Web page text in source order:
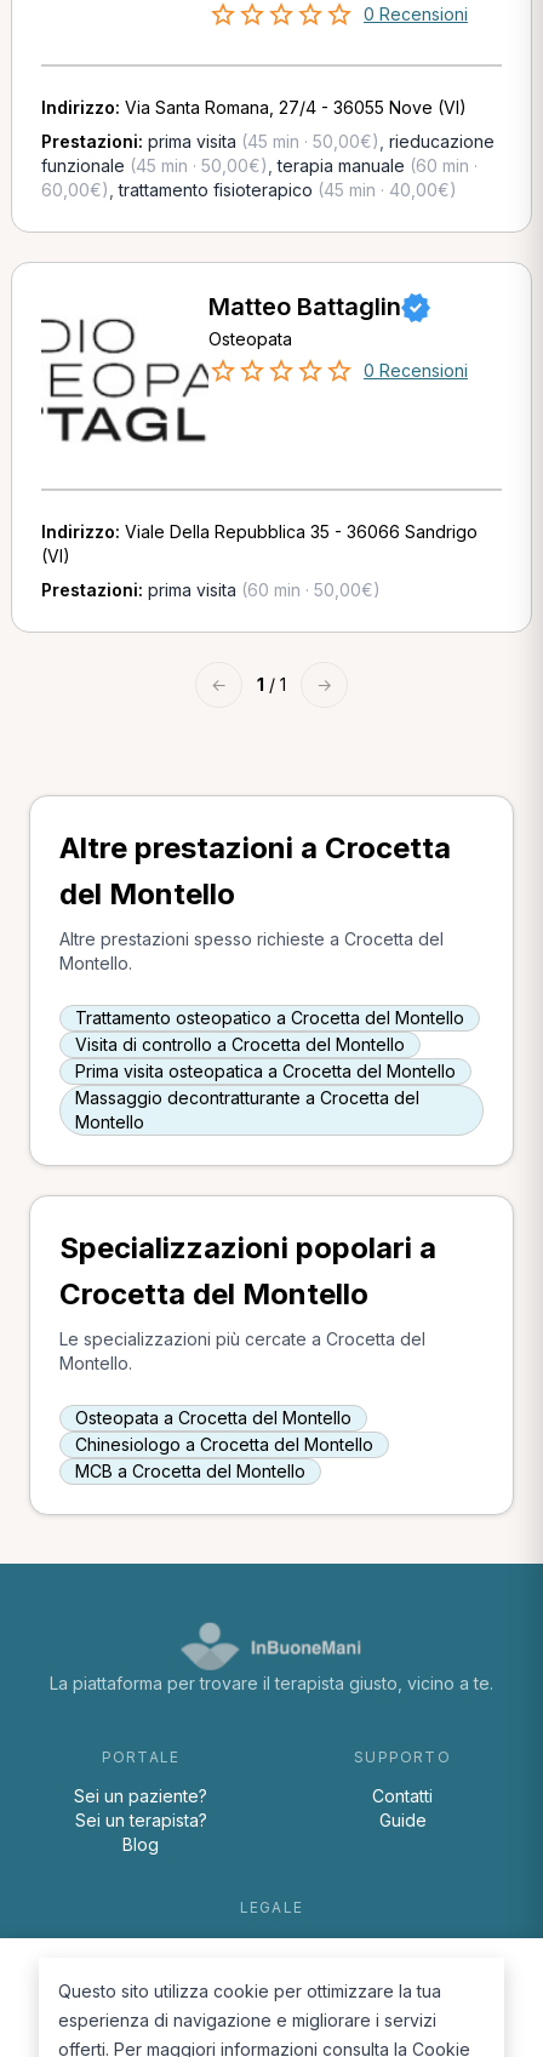
0 Recensioni
Indirizzo: Via Santa Romana, 27/4 - 36055 Nove (VI)
Prestazioni: prima visita (45 min · 50,00€) rieducazione
funzionale (45 min · 50,00€) ,terapia manuale (60 min ·
60,00€) ,trattamento fisioterapico (45 min · 40,00€)
Matteo Battaglin
Osteopata
0 Recensioni
Indirizzo: Viale Della Repubblica 35 - 36066 Sandrigo
(VI)
Prestazioni: prima visita (60 min · 50,00€)
← 1 / 1 →
Altre prestazioni a Crocetta
del Montello
Altre prestazioni spesso richieste a Crocetta del
Montello.
Trattamento osteopatico a Crocetta del Montello
Visita di controllo a Crocetta del Montello
Prima visita osteopatica a Crocetta del Montello
Massaggio decontratturante a Crocetta del
Montello
Specializzazioni popolari a
Crocetta del Montello
Le specializzazioni più cercate a Crocetta del
Montello.
Osteopata a Crocetta del Montello
Chinesiologo a Crocetta del Montello
MCB a Crocetta del Montello
La piattaforma per trovare il terapista giusto, vicino a te.
PORTALE
Sei un paziente?
Sei un terapista?
Blog
SUPPORTO
Contatti
Guide
LEGALE
Cookie Policy
Questo sito utilizza cookie per ottimizzare la tua
esperienza di navigazione e migliorare i servizi
offerti. Per maggiori informazioni consulta la Cookie